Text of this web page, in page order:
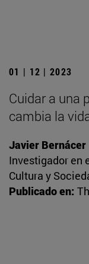
01 | 12 | 2023
Cuidar a una
cambia la
Javier Bernácer
Investigador en
Cultura y
Publicado en: